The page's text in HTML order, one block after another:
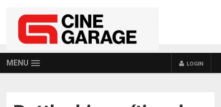
MENU LOGIN